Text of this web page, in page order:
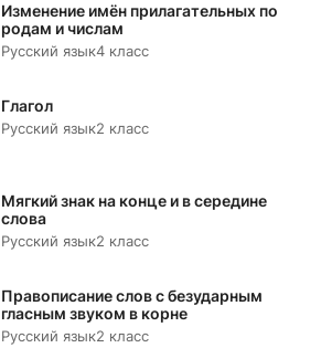
Изменение имён прилагательных по
родам и числам
Русский язык4 класс
Глагол
Русский язык2 класс
Мягкий знак на конце и в середине
слова
Русский язык2 класс
Правописание слов с безударным
гласным звуком в корне
Русский язык2 класс